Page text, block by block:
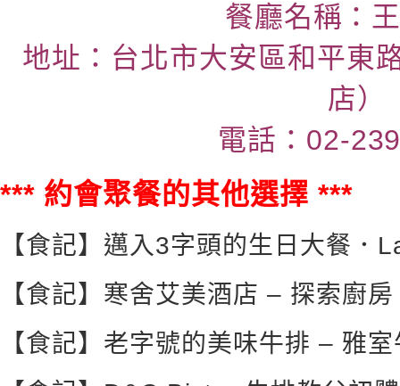
餐廳名稱：
地址：台北市大安區和平東
店）
電話：02-
*** 約會聚餐的其他選擇 ***
【食記】邁入3字頭的生日大餐．
【食記】寒舍艾美酒店 – 探索廚
【食記】老字號的美味牛排 – 雅